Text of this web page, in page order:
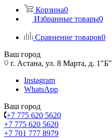
Корзина0
Избранные товары0
Сравнение товаров0
Ваш город
г. Астана, ул. 8 Марта, д. 1"Б"
Instagram
WhatsApp
Ваш город
+7 775 620 5620
+7 775 620 5620
+7 701 777 8979